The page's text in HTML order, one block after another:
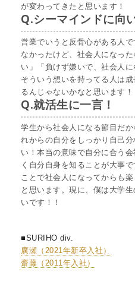
が変わってきたと思います！
Q.シーマインドに向
営業でいうと反骨心がある人
なかったけど、社会人になっ
い」「負けず嫌いで、社会人
そういう想いを持ってる人は
るんじゃないかなと思います！
Q.就活生に一言！
学生から社会人になる節目だ
れからの自分をしっかり自己
い！本当の意味で自分に合う
く自分自身を知ることが大事
ことで社会人になってからも
と思います。現に、僕は大学
いです！！
■SURIHO div.
廣瀬（2021年新卒入社）
齋藤（2011年入社）